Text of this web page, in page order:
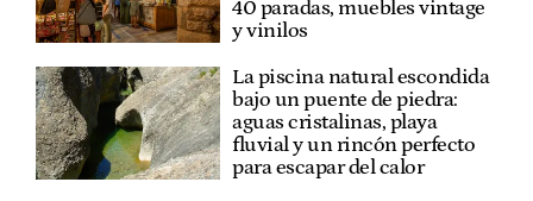
40 paradas, muebles vintage
y vinilos
La piscina natural escondida
bajo un puente de piedra:
aguas cristalinas, playa
fluvial y un rincón perfecto
para escapar del calor